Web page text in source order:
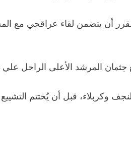
أن يتضمن لقاء عراقجي مع
المرشد الأعلى الراحل
وكربلاء، قبل أن يُختتم